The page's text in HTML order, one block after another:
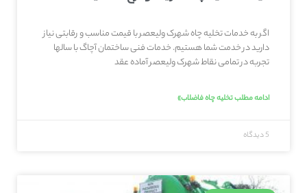
اگر به خدمات تخلیه چاه شهرک ولیعصر با قیمت مناسب و رقابتی نیاز
دارید در خدمت شما هستیم. خدمات فنی ساختمان آچاگ با سالها
تجربه در تمامی نقاط شهرک ولیعصر آماده عقد
ادامه مطلب تخلیه چاه فاضلاب»
5 دیدگاه